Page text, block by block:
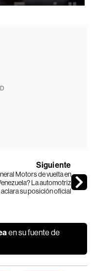
Siguiente
Motors de vuelta en
La automotriz
aclara su posición oficial
en su fuente de